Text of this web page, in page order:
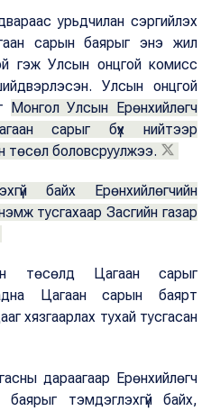
урьдчилан сэргийлэх
сарын баярыг энэ жил
гэж Улсын онцгой комисс
Улсын онцгой
Монгол Улсын Ерөнхийлөгч
сарыг бүх нийтээр
төсөл боловсруулжээ.
байх Ерөнхийлөгчийн
тусгахаар Засгийн газар
төсөлд Цагаан сарыг
Цагаан сарын баярт
хязгаарлах тухай тусгасан
дараагаар Ерөнхийлөгч
тэмдэглэхгүй байх,